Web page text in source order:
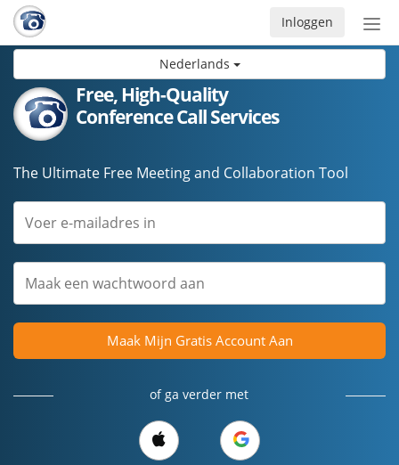
Nederlands
Inloggen
Free, High-Quality
Conference Call Services
The Ultimate Free Meeting and Collaboration Tool
Maak Mijn Gratis Account Aan
of ga verder met